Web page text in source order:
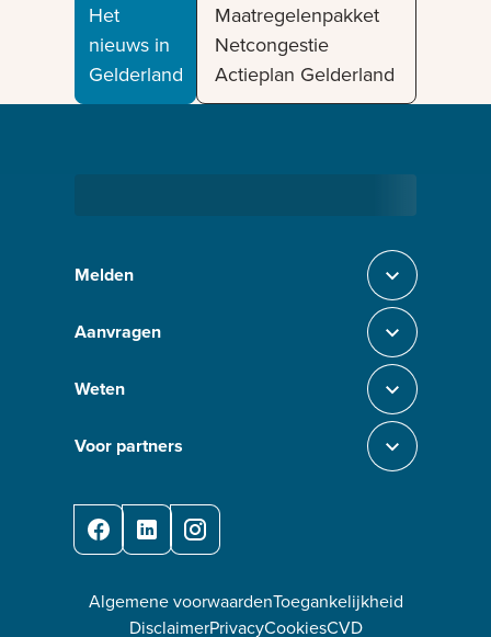
Het
nieuws in
Gelderland
Maatregelenpakket
Netcongestie
Actieplan Gelderland
Melden Sluit section-0
Aanvragen Sluit section-1
Weten Sluit section-2
Voor partners Sluit section-3
FacebookLinkedInInstagram
Algemene voorwaardenToegankelijkheid
DisclaimerPrivacyCookiesCVD